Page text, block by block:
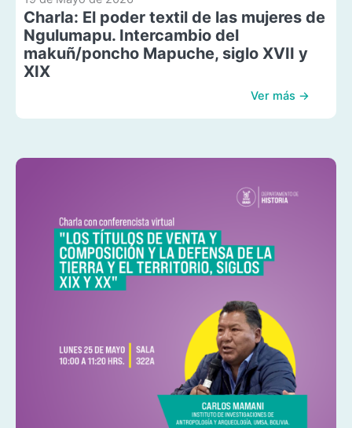
Charla: El poder textil de las mujeres de
Ngulumapu. Intercambio del
makuñ/poncho Mapuche, siglo XVII y
XIX
Ver más →